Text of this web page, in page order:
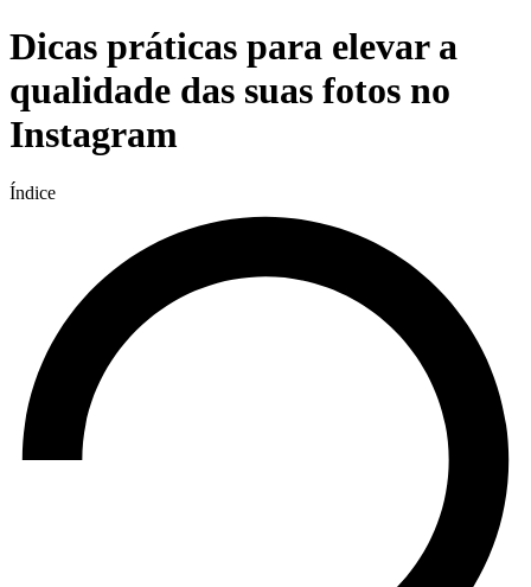
Dicas práticas para elevar a
qualidade das suas fotos no
Instagram
Índice